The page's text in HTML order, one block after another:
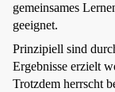
gemeinsames
geeignet.
Prinzipiell sind
Ergebnisse erzielt
Trotzdem herrscht